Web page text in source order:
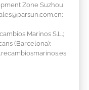
Zone Suzhou
Marinos S.L.;
(Barcelona);